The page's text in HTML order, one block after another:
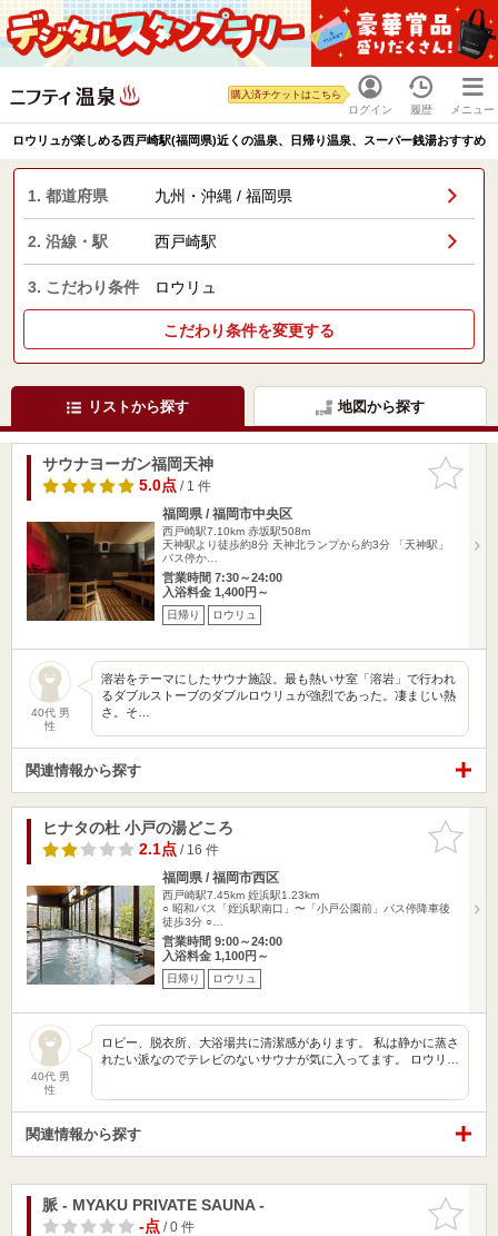
ログイン
購入済チケットはこちら
履歴 メニュー
ロウリュが楽しめる西戸崎駅(福岡県)近くの温泉、日帰り温泉、スーパー銭湯おすすめ
1. 都道府県 九州・沖縄 / 福岡県
2. 沿線・駅 西戸崎駅
3. こだわり条件 ロウリュ
こだわり条件を変更する
リストから探す 地図から探す
お気に入
りに追加
サウナヨーガン福岡天神
5.0点/ 1 件
福岡県 / 福岡市中央区
西戸崎駅7.10km 赤坂駅508m
天神駅より徒歩約8分 天神北ランプから約3分 「天神駅」
バス停か…
営業時間 7:30～24:00
入浴料金 1,400円～
日帰り ロウリュ
40代 男
性
溶岩をテーマにしたサウナ施設。最も熱いサ室「溶岩」で行われ
るダブルストーブのダブルロウリュが強烈であった。凄まじい熱
さ。そ…
関連情報から探す
お気に入
りに追加
ヒナタの杜 小戸の湯どころ
2.1点/ 16 件
福岡県 / 福岡市西区
西戸崎駅7.45km 姪浜駅1.23km
○ 昭和バス「姪浜駅南口」〜「小戸公園前」バス停降車後
徒歩3分 ○…
営業時間 9:00～24:00
入浴料金 1,100円～
日帰り ロウリュ
40代 男
性
ロビー、脱衣所、大浴場共に清潔感があります。 私は静かに蒸さ
れたい派なのでテレビのないサウナが気に入ってます。 ロウリ…
関連情報から探す
お気に入
りに追加
脈 - MYAKU PRIVATE SAUNA -
-点/ 0 件